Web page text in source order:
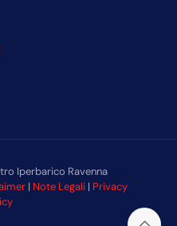
Iperbarico Ravenna
| Note Legali| Privacy